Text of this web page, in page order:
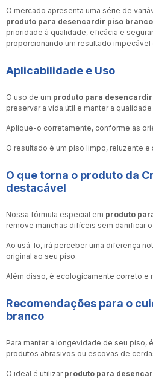
O mercado apresenta uma série de
produto para desencardir piso branco
prioridade à qualidade, eficácia e
proporcionando um resultado impecável
Aplicabilidade e Uso
O uso de um produto para
preservar a vida útil e manter a
Aplique-o corretamente, conforme as
O resultado é um piso limpo, reluzente e
O que torna o produto da
destacável
Nossa fórmula especial em produto
remove manchas difíceis sem danificar
Ao usá-lo, irá perceber uma diferença
original ao seu piso.
Além disso, é ecologicamente correto e
Recomendações para o
branco
Para manter a longevidade de seu piso,
produtos abrasivos ou escovas de
O ideal é utilizar produto para